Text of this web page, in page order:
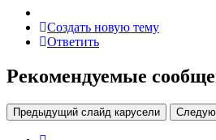
Создать новую тему
Ответить
Рекомендуемые
Предыдущий слайд карусели